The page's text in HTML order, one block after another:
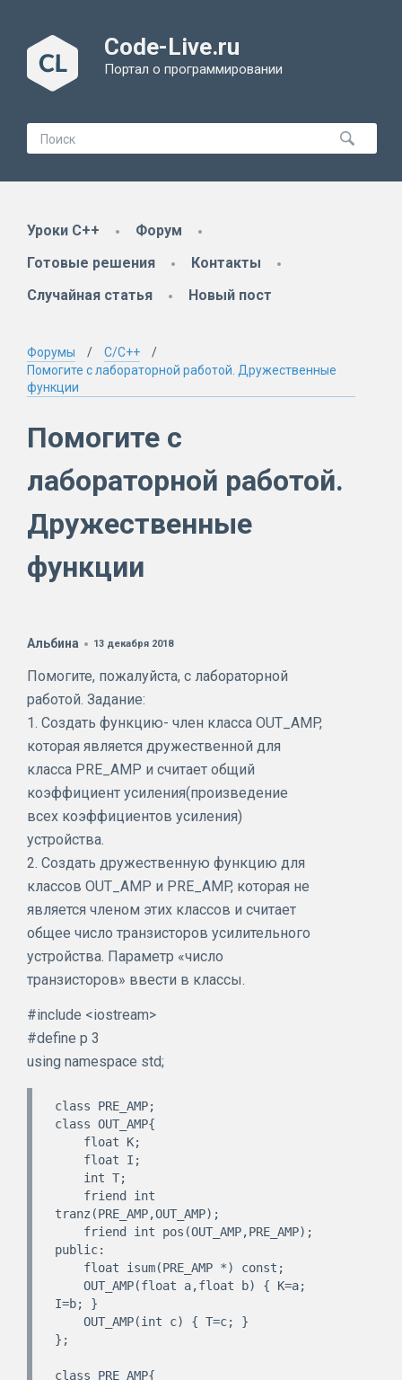
Code-Live.ru
Портал о программировании
Уроки C++
Форум
Готовые решения
Контакты
Случайная статья
Новый пост
Форумы
C/C++
Помогите с лабораторной работой. Дружественные
функции
Помогите с
лабораторной работой.
Дружественные
функции
Альбина 13 декабря 2018
Помогите, пожалуйста, с лабораторной
работой. Задание:
1. Создать функцию- член класса OUT_AMP,
которая является дружественной для
класса PRE_AMP и считает общий
коэффициент усиления(произведение
всех коэффициентов усиления)
устройства.
2. Создать дружественную функцию для
классов OUT_AMP и PRE_AMP, которая не
является членом этих классов и считает
общее число транзисторов усилительного
устройства. Параметр «число
транзисторов» ввести в классы.
#include <iostream>
#define p 3
using namespace std;
class PRE_AMP;
class OUT_AMP{
tranz(PRE_AMP,OUT_AMP);
public:
I=b; }
};
class PRE_AMP{